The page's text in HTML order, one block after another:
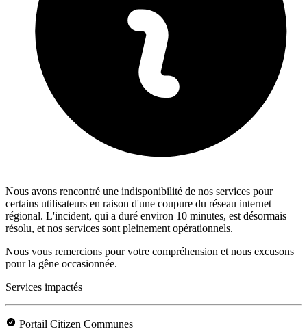
Nous avons rencontré une indisponibilité de nos services pour
certains utilisateurs en raison d'une coupure du réseau internet
régional. L'incident, qui a duré environ 10 minutes, est désormais
résolu, et nos services sont pleinement opérationnels.
Nous vous remercions pour votre compréhension et nous excusons
pour la gêne occasionnée.
Services impactés
Portail Citizen Communes